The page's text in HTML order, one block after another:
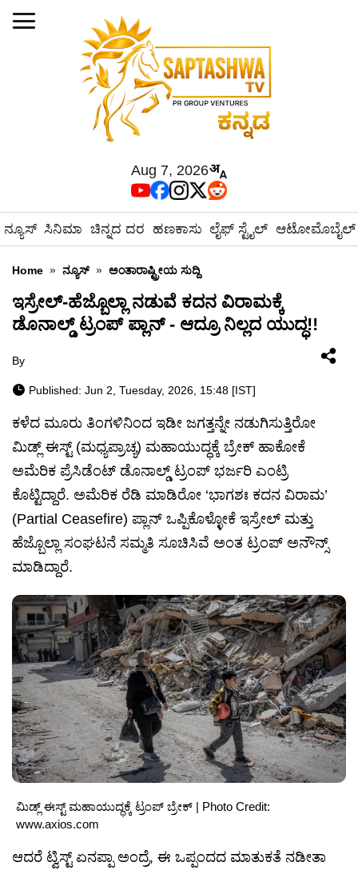
Aug 7, 2026
ನ್ಯೂಸ್ ಸಿನಿಮಾ ಚಿನ್ನದ ದರ ಹಣಕಾಸು ಲೈಫ್ ಸ್ಟೈಲ್ ಆಟೋಮೊಬೈಲ್
Home » ನ್ಯೂಸ್ » ಅಂತಾರಾಷ್ಟ್ರೀಯ ಸುದ್ದಿ
ಇಸ್ರೇಲ್-ಹೆಜ್ಬೊಲ್ಲಾ ನಡುವೆ ಕದನ ವಿರಾಮಕ್ಕೆ
ಡೊನಾಲ್ಡ್ ಟ್ರಂಪ್ ಪ್ಲಾನ್ - ಆದ್ರೂ ನಿಲ್ಲದ ಯುದ್ಧ!!
By
Published: Jun 2, Tuesday, 2026, 15:48 [IST]
ಕಳೆದ ಮೂರು ತಿಂಗಳಿನಿಂದ ಇಡೀ ಜಗತ್ತನ್ನೇ ನಡುಗಿಸುತ್ತಿರೋ
ಮಿಡ್ಲ್ ಈಸ್ಟ್ (ಮಧ್ಯಪ್ರಾಚ್ಯ) ಮಹಾಯುದ್ಧಕ್ಕೆ ಬ್ರೇಕ್ ಹಾಕೋಕೆ
ಅಮೆರಿಕ ಪ್ರೆಸಿಡೆಂಟ್ ಡೊನಾಲ್ಡ್ ಟ್ರಂಪ್ ಭರ್ಜರಿ ಎಂಟ್ರಿ
ಕೊಟ್ಟಿದ್ದಾರೆ. ಅಮೆರಿಕ ರೆಡಿ ಮಾಡಿರೋ ‘ಭಾಗಶಃ ಕದನ ವಿರಾಮ’
(Partial Ceasefire) ಪ್ಲಾನ್ ಒಪ್ಪಿಕೊಳ್ಳೋಕೆ ಇಸ್ರೇಲ್ ಮತ್ತು
ಹೆಜ್ಬೊಲ್ಲಾ ಸಂಘಟನೆ ಸಮ್ಮತಿ ಸೂಚಿಸಿವೆ ಅಂತ ಟ್ರಂಪ್ ಅನೌನ್ಸ್
ಮಾಡಿದ್ದಾರೆ.
ಮಿಡ್ಲ್ ಈಸ್ಟ್ ಮಹಾಯುದ್ಧಕ್ಕೆ ಟ್ರಂಪ್ ಬ್ರೇಕ್ | Photo Credit:
www.axios.com
ಆದರೆ ಟ್ವಿಸ್ಟ್ ಏನಪ್ಪಾ ಅಂದ್ರೆ, ಈ ಒಪ್ಪಂದದ ಮಾತುಕತೆ ನಡೀತಾ